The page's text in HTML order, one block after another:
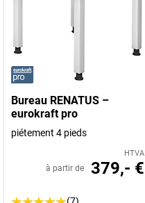
Bureau RENATUS –
eurokraft pro
piétement 4 pieds
HTVA
à partir de 379,- €